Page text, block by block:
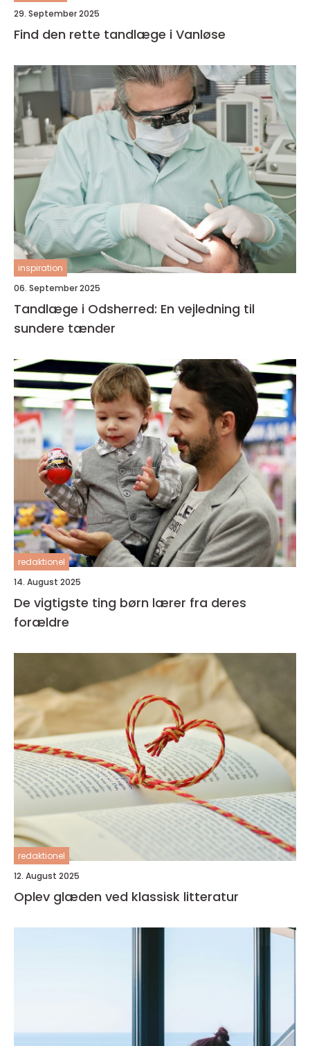
29. September 2025
Find den rette tandlæge i Vanløse
inspiration
06. September 2025
Tandlæge i Odsherred: En vejledning til
sundere tænder
redaktionel
14. August 2025
De vigtigste ting børn lærer fra deres
forældre
redaktionel
12. August 2025
Oplev glæden ved klassisk litteratur